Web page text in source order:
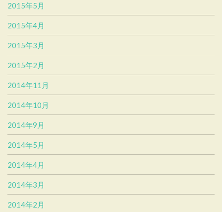
2015年5月
2015年4月
2015年3月
2015年2月
2014年11月
2014年10月
2014年9月
2014年5月
2014年4月
2014年3月
2014年2月